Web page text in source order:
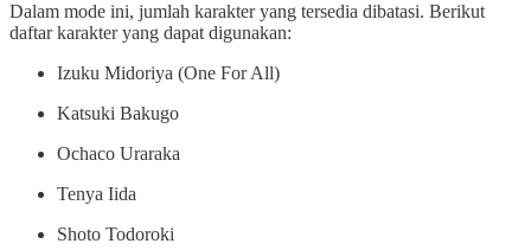
Dalam mode ini, jumlah karakter yang tersedia dibatasi. Berikut
daftar karakter yang dapat digunakan:
Izuku Midoriya (One For All)
Katsuki Bakugo
Ochaco Uraraka
Tenya Iida
Shoto Todoroki